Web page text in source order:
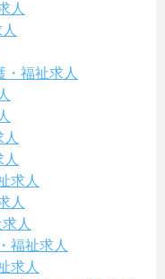
人
福祉求人
求人
人
人
福祉求人
求人